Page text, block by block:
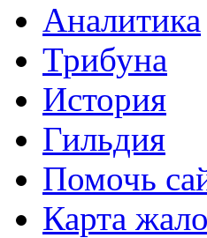
Аналитика
Трибуна
История
Гильдия
Помочь
Карта